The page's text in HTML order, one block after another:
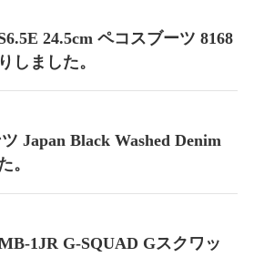
24.5cm ペコスブーツ 8168
しました。
Japan Black Washed Denim
。
1JR G-SQUAD Gスクワッ